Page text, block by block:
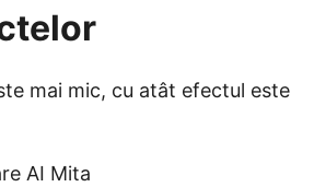
mai mic, cu atât efectul este
AI Mita